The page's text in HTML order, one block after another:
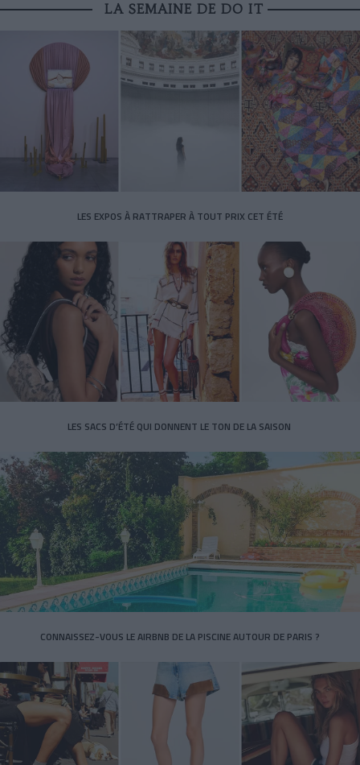
LA SEMAINE DE DO IT
LES EXPOS À RATTRAPER À TOUT PRIX CET ÉTÉ
LES SACS D’ÉTÉ QUI DONNENT LE TON DE LA SAISON
CONNAISSEZ-VOUS LE AIRBNB DE LA PISCINE AUTOUR DE PARIS ?